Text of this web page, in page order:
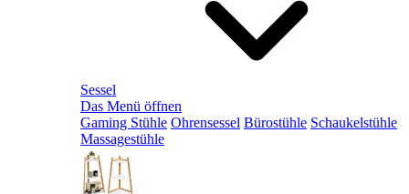
Sessel
Das Menü öffnen
Gaming Stühle Ohrensessel Bürostühle Schaukelstühle
Massagestühle